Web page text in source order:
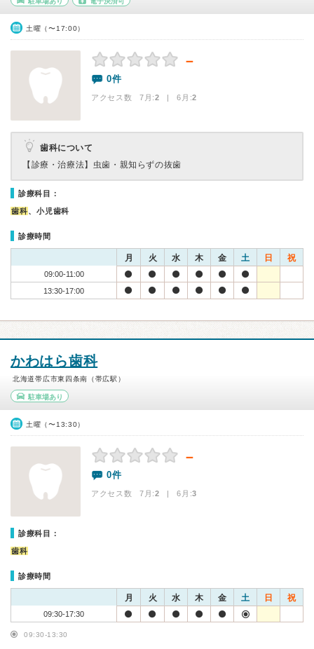
土曜（〜17:00）
－
0件
アクセス数 7月:2 | 6月:2
歯科について
【診療・治療法】 虫歯・親知らずの抜歯
診療科目：
歯科、小児歯科
診療時間
月 火 水 木 金 土 日 祝
09:00-11:00
13:30-17:00
かわはら歯科
北海道帯広市東四条南（帯広駅）
駐車場あり
土曜（〜13:30）
－
0件
アクセス数 7月:2 | 6月:3
診療科目：
歯科
診療時間
月 火 水 木 金 土 日 祝
09:30-17:30
09:30-13:30